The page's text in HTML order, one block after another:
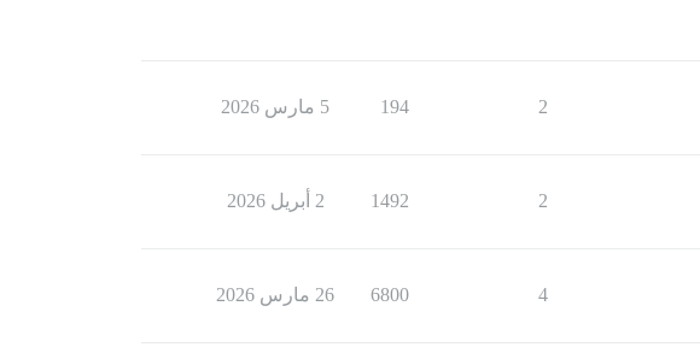
2
194 5 مارس 2026
2
1492 2 أبريل 2026
4
6800 26 مارس 2026